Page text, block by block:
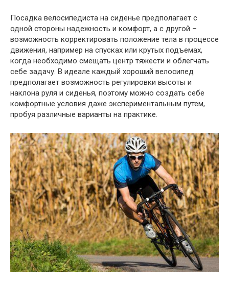
Посадка велосипедиста на сиденье предполагает с
одной стороны надежность и комфорт, а с другой –
возможность корректировать положение тела в процессе
движения, например на спусках или крутых подъемах,
когда необходимо смещать центр тяжести и облегчать
себе задачу. В идеале каждый хороший велосипед
предполагает возможность регулировки высоты и
наклона руля и сиденья, поэтому можно создать себе
комфортные условия даже экспериментальным путем,
пробуя различные варианты на практике.